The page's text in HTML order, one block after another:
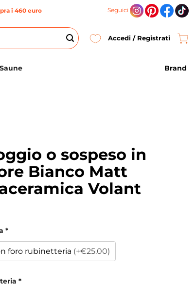
i 460 euro Seguici
Accedi / Registrati
Saune Brand
o sospeso in
Bianco Matt
Volant
*
foro rubinetteria (+€25.00)
*